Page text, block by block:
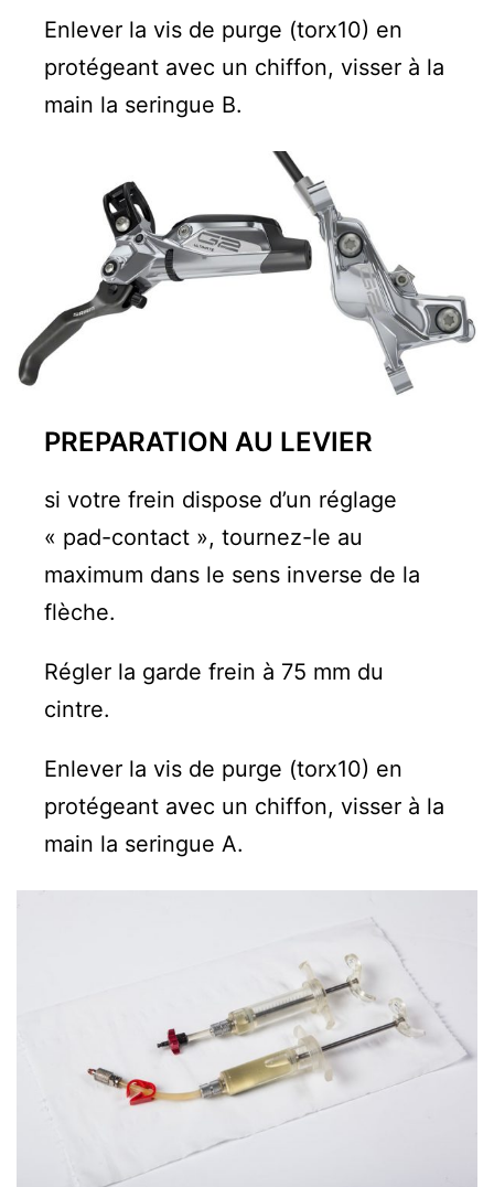
Enlever la vis de purge (torx10) en
protégeant avec un chiffon, visser à la
main la seringue B.
PREPARATION AU LEVIER
si votre frein dispose d’un réglage
« pad-contact », tournez-le au
maximum dans le sens inverse de la
flèche.
Régler la garde frein à 75 mm du
cintre.
Enlever la vis de purge (torx10) en
protégeant avec un chiffon, visser à la
main la seringue A.